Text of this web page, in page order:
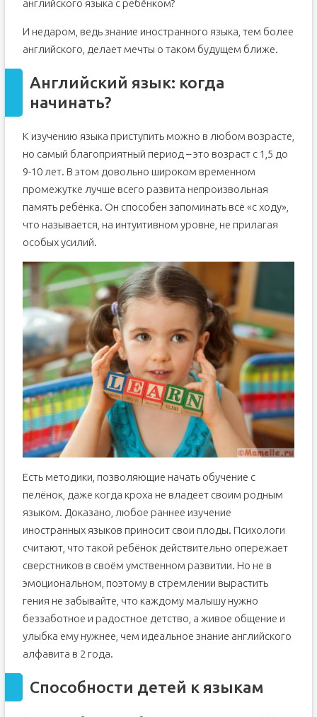
Как заставить ребенка сосредоточиться?
Как избежать возможных ошибок?
английского языка с ребёнком?
И недаром, ведь знание иностранного языка, тем более
английского, делает мечты о таком будущем ближе.
Английский язык: когда
начинать?
К изучению языка приступить можно в любом возрасте,
но самый благоприятный период – это возраст с 1,5 до
9-10 лет. В этом довольно широком временном
промежутке лучше всего развита непроизвольная
память ребёнка. Он способен запоминать всё «с ходу»,
что называется, на интуитивном уровне, не прилагая
особых усилий.
Есть методики, позволяющие начать обучение с
пелёнок, даже когда кроха не владеет своим родным
языком. Доказано, любое раннее изучение
иностранных языков приносит свои плоды. Психологи
считают, что такой ребёнок действительно опережает
сверстников в своём умственном развитии. Но не в
эмоциональном, поэтому в стремлении вырастить
гения не забывайте, что каждому малышу нужно
беззаботное и радостное детство, а живое общение и
улыбка ему нужнее, чем идеальное знание английского
алфавита в 2 года.
Способности детей к языкам